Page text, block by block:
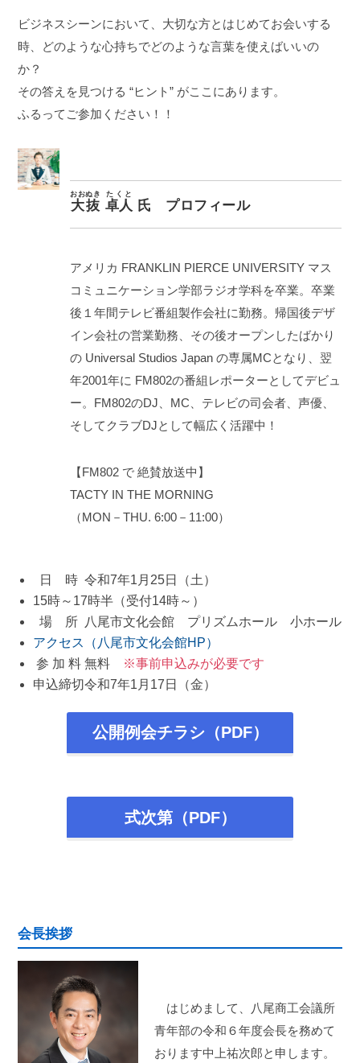
ビジネスシーンにおいて、大切な方とはじめてお会いする
時、どのような心持ちでどのような言葉を使えばいいの
か？
その答えを見つける “ヒント” がここにあります。
ふるってご参加ください！！
大抜
おおぬき
卓人
たくと
氏 プロフィール
アメリカ FRANKLIN PIERCE UNIVERSITY マス
コミュニケーション学部ラジオ学科を卒業。卒業
後１年間テレビ番組製作会社に勤務。帰国後デザ
イン会社の営業勤務、その後オープンしたばかり
の Universal Studios Japan の専属MCとなり、翌
年2001年に FM802の番組レポーターとしてデビュ
ー。FM802のDJ、MC、テレビの司会者、声優、
そしてクラブDJとして幅広く活躍中！
【FM802 で 絶賛放送中】
TACTY IN THE MORNING
（MON－THU. 6:00－11:00）
日 時令和7年1 月 25日（土）
15時～17時半（受付14時～）
場 所 八尾市文化会館 プリズムホール 小ホール
アクセス（八尾市文化会館HP）
参 加 料無料 ※事前申込みが必要です
申込締切令和7年1月17日（金）
公開例会チラシ（PDF）
式次第（PDF）
会長挨拶
はじめまして、八尾商工会議所
青年部の令和６年度会長を務めて
おります中上祐次郎と申します。